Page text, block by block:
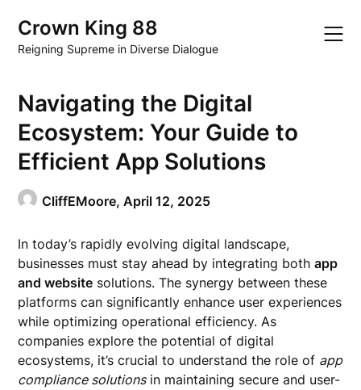
content
Crown King 88
Reigning Supreme in Diverse Dialogue
Navigating the Digital
Ecosystem: Your Guide to
Efficient App Solutions
CliffEMoore,April 12, 2025
In today’s rapidly evolving digital landscape,
businesses must stay ahead by integrating bothapp
and website solutions. The synergy between these
platforms can significantly enhance user experiences
while optimizing operational efficiency. As
companies explore the potential of digital
ecosystems, it’s crucial to understand the role of app
compliance solutionsin maintaining secure and user-